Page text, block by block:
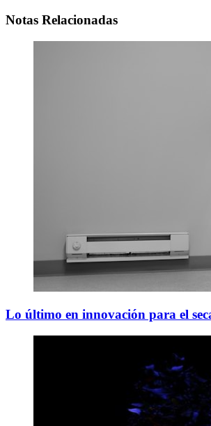
Notas Relacionadas
Lo último en innovación para el